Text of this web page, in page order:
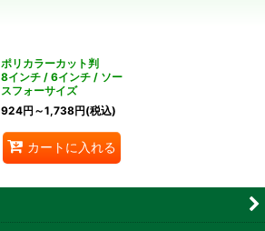
ポリカラーカット判
8インチ / 6インチ / ソー
スフォーサイズ
924円 ～1,738円(税込)
カートに入れる